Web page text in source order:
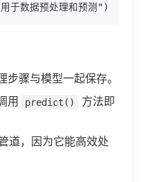
步骤与模型一起保存。
用 predict()
方法即
道，因为它能高效处